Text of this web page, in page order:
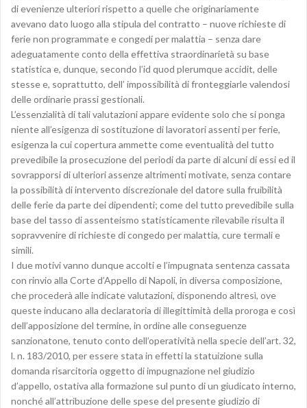
di evenienze ulteriori rispetto a quelle che originariamente
avevano dato luogo alla stipula del contratto – nuove richieste di
ferie non programmate e congedi per malattia – senza dare
adeguatamente conto della effettiva straordinarietà su base
statistica e, dunque, secondo l’id quod plerumque accidit, delle
stesse e, soprattutto, dell’ impossibilità di fronteggiarle valendosi
delle ordinarie prassi gestionali.
L’essenzialità di tali valutazioni appare evidente solo che si ponga
niente all’esigenza di sostituzione di lavoratori assenti per ferie,
esigenza la cui copertura ammette come eventualità del tutto
prevedibile la prosecuzione del periodi da parte di alcuni di essi ed il
sovrapporsi di ulteriori assenze altrimenti motivate, senza contare
la possibilità di intervento discrezionale del datore sulla fruibilità
delle ferie da parte dei dipendenti; come del tutto prevedibile sulla
base del tasso di assenteismo statisticamente rilevabile risulta il
sopravvenire di richieste di congedo per malattia, cure termali e
simili.
I due motivi vanno dunque accolti e l’impugnata sentenza cassata
con rinvio alla Corte d’Appello di Napoli, in diversa composizione,
che procederà alle indicate valutazioni, disponendo altresì, ove
queste inducano alla declaratoria di illegittimità della proroga e così
dell’apposizione del termine, in ordine alle conseguenze
sanzionatone, tenuto conto dell’operatività nella specie dell’art. 32,
l. n. 183/2010, per essere stata in effetti la statuizione sulla
domanda risarcitoria oggetto di impugnazione nel giudizio
d’appello, ostativa alla formazione sul punto di un giudicato interno,
nonché all’attribuzione delle spese del presente giudizio di